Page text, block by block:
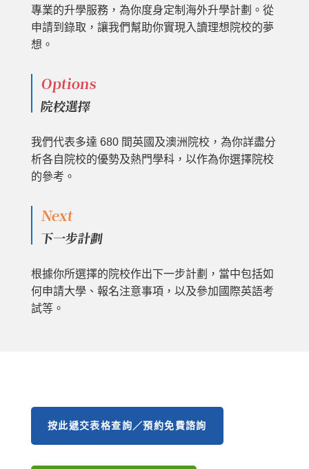
專業的升學服務，為你度身定制海外升學計劃。從
申請到錄取，讓我們幫助你實現入讀理想院校的夢
想。
Options
院校選擇
我們代表多達 680 間英國及澳洲院校，為你詳盡分
析各自院校的優勢及熱門學科，以作為你選擇院校
的參考。
Next
下一步計劃
根據你所選擇的院校作出下一步計劃，當中包括如
何申請大學、報名注意事項，以及參加國際英語考
試等。
按此遞交表格查詢／預約免費諮詢